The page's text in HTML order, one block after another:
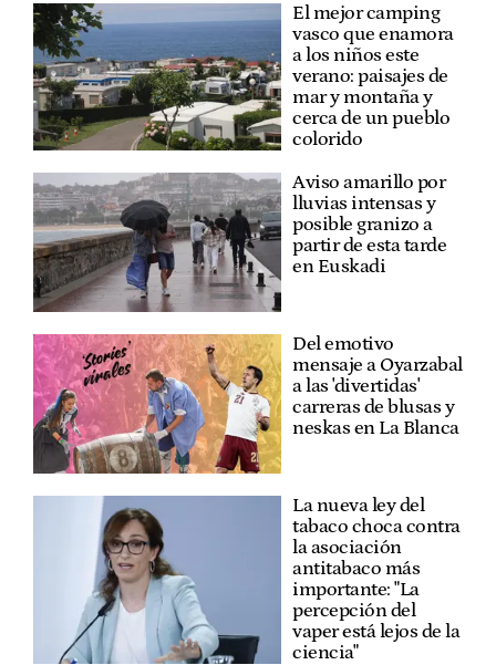
El mejor camping
vasco que enamora
a los niños este
verano: paisajes de
mar y montaña y
cerca de un pueblo
colorido
Aviso amarillo por
lluvias intensas y
posible granizo a
partir de esta tarde
en Euskadi
Del emotivo
mensaje a Oyarzabal
a las 'divertidas'
carreras de blusas y
neskas en La Blanca
La nueva ley del
tabaco choca contra
la asociación
antitabaco más
importante: "La
percepción del
vaper está lejos de la
ciencia"